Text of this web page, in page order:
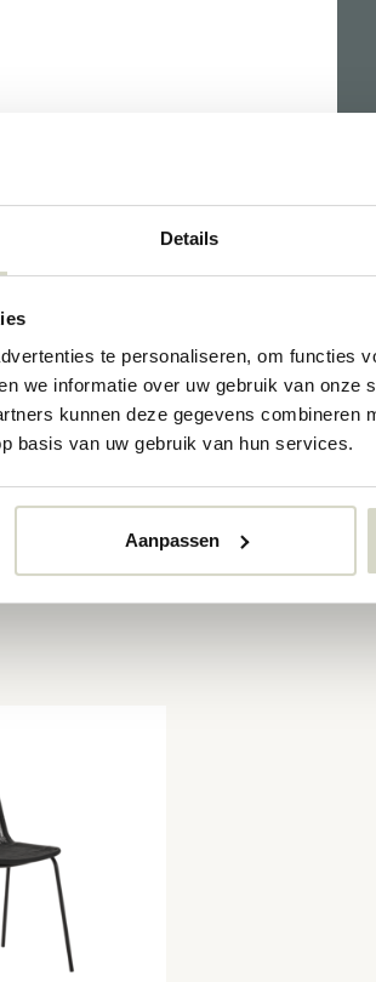
Details
te personaliseren, om functies
we informatie over uw gebruik van onze
kunnen deze gegevens combineren
basis van uw gebruik van hun services.
Aanpassen